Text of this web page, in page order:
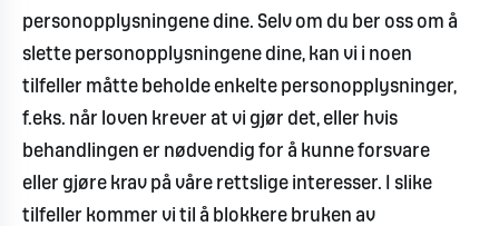
personopplysningene dine. Selv om du ber oss om å
slette personopplysningene dine, kan vi i noen
tilfeller måtte beholde enkelte personopplysninger,
f.eks. når loven krever at vi gjør det, eller hvis
behandlingen er nødvendig for å kunne forsvare
eller gjøre krav på våre rettslige interesser. I slike
tilfeller kommer vi til å blokkere bruken av